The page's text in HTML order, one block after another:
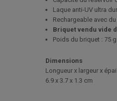
Laque anti-UV ultra
Rechargeable avec
Briquet vendu vide
Poids du briquet : 75 g
Dimensions
Longueur x largeur x
6.9 x 3.7 x 1.3 cm